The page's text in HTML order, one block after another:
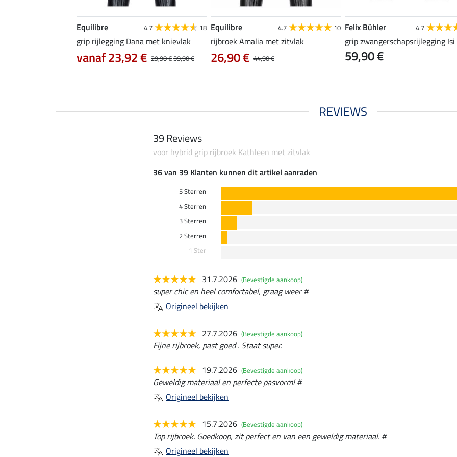
Equilibre 4.7 18
grip rijlegging Dana met knievlak
29,90 €39,90 €
vanaf 23,92 €
Equilibre 4.7 10
rijbroek Amalia met zitvlak
44,90 €
26,90 €
Felix Bühler 4.7
grip zwangerschapsrijlegging Isi
59,90 €
REVIEWS
39 Reviews
voor hybrid grip rijbroek Kathleen met zitvlak
36 van 39 Klanten kunnen dit artikel aanraden
5 Sterren
4 Sterren
3 Sterren
2 Sterren
1 Ster
31.7.2026 (Bevestigde aankoop)
super chic en heel comfortabel, graag weer #
Origineel bekijken
27.7.2026 (Bevestigde aankoop)
Fijne rijbroek, past goed . Staat super.
19.7.2026 (Bevestigde aankoop)
Geweldig materiaal en perfecte pasvorm! #
Origineel bekijken
15.7.2026 (Bevestigde aankoop)
Top rijbroek. Goedkoop, zit perfect en van een geweldig materiaal. #
Origineel bekijken